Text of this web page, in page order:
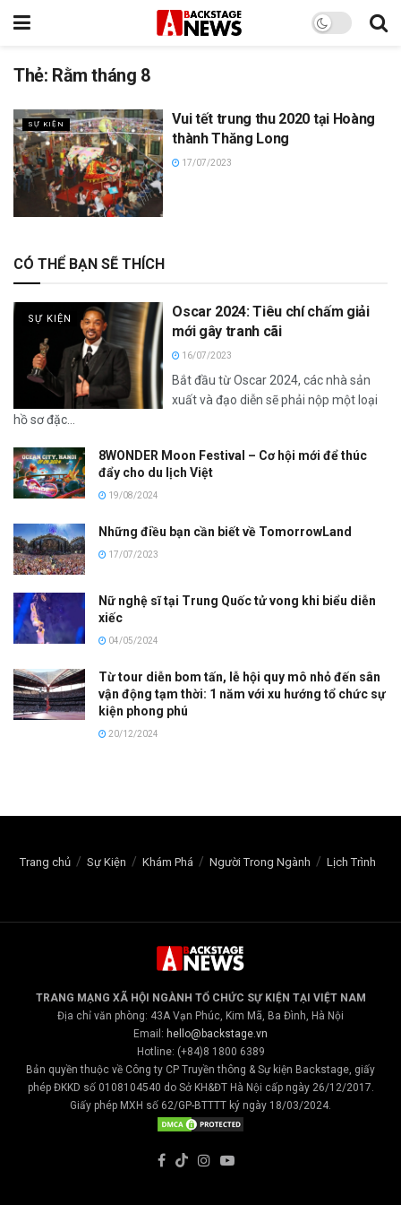
Thẻ: Rằm tháng 8
SỰ KIỆN
Vui tết trung thu 2020 tại Hoàng
thành Thăng Long
17/07/2023
CÓ THỂ BẠN SẼ THÍCH
SỰ KIỆN
Oscar 2024: Tiêu chí chấm giải
mới gây tranh cãi
16/07/2023
Bắt đầu từ Oscar 2024, các nhà sản
xuất và đạo diễn sẽ phải nộp một loại
hồ sơ đặc...
8WONDER Moon Festival – Cơ hội mới để thúc
đẩy cho du lịch Việt
19/08/2024
Những điều bạn cần biết về TomorrowLand
17/07/2023
Nữ nghệ sĩ tại Trung Quốc tử vong khi biểu diễn
xiếc
04/05/2024
Từ tour diễn bom tấn, lễ hội quy mô nhỏ đến sân
vận động tạm thời: 1 năm với xu hướng tổ chức sự
kiện phong phú
20/12/2024
Trang chủ Sự Kiện Khám Phá Người Trong Ngành Lịch Trình
TRANG MẠNG XÃ HỘI NGÀNH TỔ CHỨC SỰ KIỆN TẠI VIỆT NAM
Địa chỉ văn phòng: 43A Vạn Phúc, Kim Mã, Ba Đình, Hà Nội
Email: hello@backstage.vn
Hotline: (+84)8 1800 6389
Bản quyền thuộc về Công ty CP Truyền thông & Sự kiện Backstage, giấy
phép ĐKKD số 0108104540 do Sở KH&ĐT Hà Nội cấp ngày 26/12/2017.
Giấy phép MXH số 62/GP-BTTTT ký ngày 18/03/2024.